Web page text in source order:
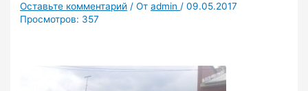
Оставьте комментарий / Отadmin /09.05.2017
Просмотров: 357